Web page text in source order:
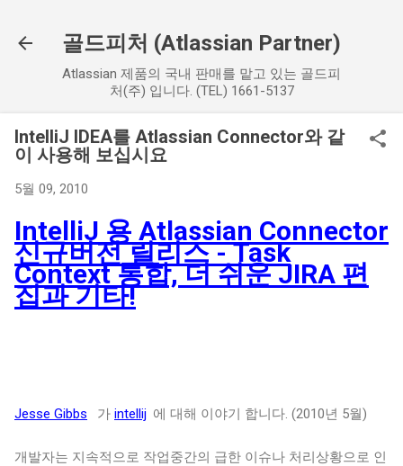
골드피처 (Atlassian Partner)
Atlassian 제품의 국내 판매를 맡고 있는 골드피
처(주) 입니다. (TEL) 1661-5137
IntelliJ IDEA를 Atlassian Connector와 같
이 사용해 보십시요
5월 09, 2010
IntelliJ 용 Atlassian Connector
신규버전 릴리스 - Task
Context 통합, 더 쉬운 JIRA 편
집과 기타!
Jesse Gibbs 가 intellij 에 대해 이야기 합니다. (2010년 5월)
개발자는 지속적으로 작업중간의 급한 이슈나 처리상황으로 인